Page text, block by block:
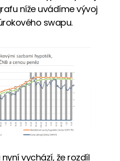
níže uvádíme vývoj
swapu.
vychází, že rozdíl